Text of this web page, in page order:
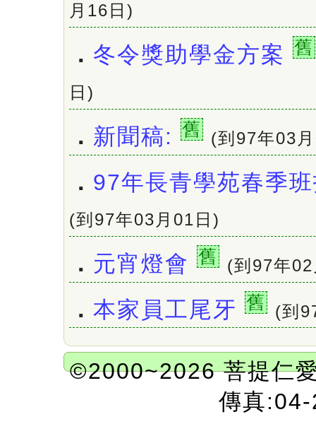
月16日)
． 冬令獎助學金方案 舊
日)
． 新聞稿: 舊 (到97年03
． 97年長青學苑春季
(到97年03月01日)
． 元宵燈會 舊 (到97年
． 本家員工尾牙 舊 (到
©2000~2026 菩提
傳真